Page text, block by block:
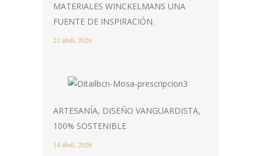
MATERIALES WINCKELMANS UNA
FUENTE DE INSPIRACIÓN.
21 abril, 2026
ARTESANÍA, DISEÑO VANGUARDISTA,
100% SOSTENIBLE
14 abril, 2026